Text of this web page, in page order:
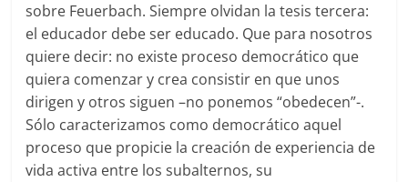
sobre Feuerbach. Siempre olvidan la tesis tercera:
el educador debe ser educado. Que para nosotros
quiere decir: no existe proceso democrático que
quiera comenzar y crea consistir en que unos
dirigen y otros siguen –no ponemos “obedecen”-.
Sólo caracterizamos como democrático aquel
proceso que propicie la creación de experiencia de
vida activa entre los subalternos, su